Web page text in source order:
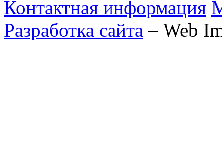
Контактная информация
Разработка сайта – Web